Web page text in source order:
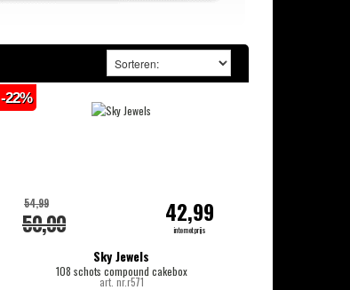
Sky Jewels
108 schots compound cakebox
art. nr.r571
50,00
54,99 42,99
internetprijs
-22%